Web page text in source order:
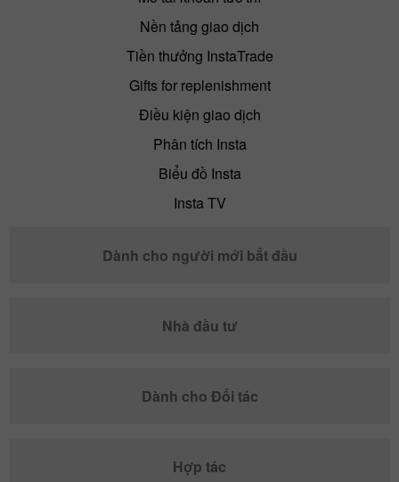
Nền tảng giao dịch
Tiền thưởng InstaTrade
Gifts for replenishment
Điều kiện giao dịch
Phân tích Insta
Biểu đồ Insta
Insta TV
Dành cho người mới bắt đầu
Nhà đầu tư
Dành cho Đối tác
Hợp tác